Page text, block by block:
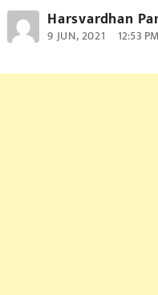
Harsvardhan
9 JUN, 2021 12:53 PM